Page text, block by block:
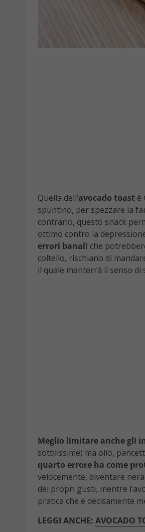
Quella dell’avocado toast è
spuntino, per spezzare la
contrario, questo snack
ottimo contro la
errori banali che
coltello, rischiano di
il quale manterrà il senso di
Meglio limitare anche gli
sottilissime) ma olio,
quarto errore ha come
velocemente, diventare
dei propri gusti, mentre
pratica che è decisamente
LEGGI ANCHE: AVOCADO